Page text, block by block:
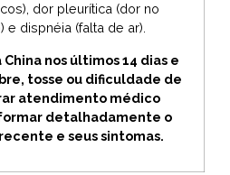
dor pleurítica (dor no
e dispnéia (falta de ar).
nos últimos 14 dias e
tosse ou dificuldade de
atendimento médico
detalhadamente o
e seus sintomas.